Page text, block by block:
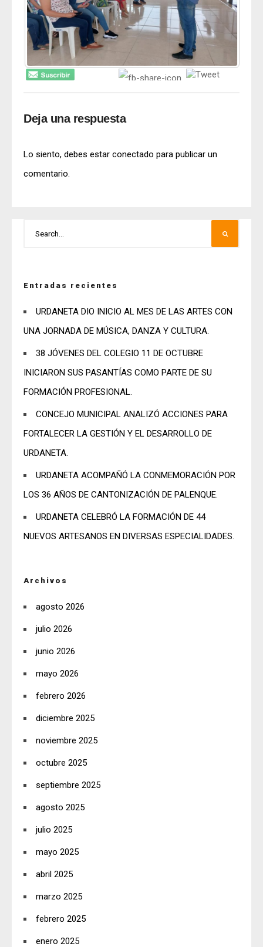
Deja una respuesta
Lo siento, debes estar conectado para publicar un
comentario.
Entradas recientes
URDANETA DIO INICIO AL MES DE LAS ARTES CON
UNA JORNADA DE MÚSICA, DANZA Y CULTURA.
38 JÓVENES DEL COLEGIO 11 DE OCTUBRE
INICIARON SUS PASANTÍAS COMO PARTE DE SU
FORMACIÓN PROFESIONAL.
CONCEJO MUNICIPAL ANALIZÓ ACCIONES PARA
FORTALECER LA GESTIÓN Y EL DESARROLLO DE
URDANETA.
URDANETA ACOMPAÑÓ LA CONMEMORACIÓN POR
LOS 36 AÑOS DE CANTONIZACIÓN DE PALENQUE.
URDANETA CELEBRÓ LA FORMACIÓN DE 44
NUEVOS ARTESANOS EN DIVERSAS ESPECIALIDADES.
Archivos
agosto 2026
julio 2026
junio 2026
mayo 2026
febrero 2026
diciembre 2025
noviembre 2025
octubre 2025
septiembre 2025
agosto 2025
julio 2025
mayo 2025
abril 2025
marzo 2025
febrero 2025
enero 2025